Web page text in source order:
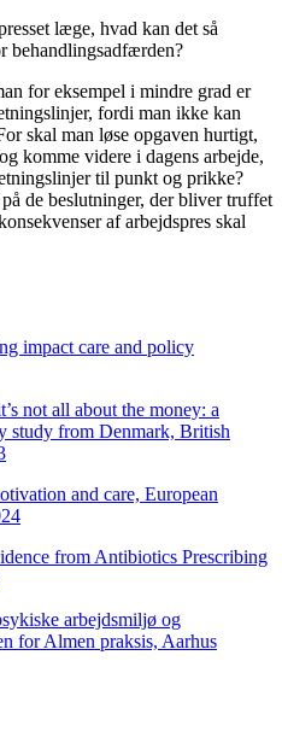
læge, hvad kan det så
behandlingsadfærden?
for eksempel i mindre grad er
fordi man ikke kan
skal man løse opgaven hurtigt,
komme videre i dagens arbejde,
til punkt og prikke?
de beslutninger, der bliver truffet
af arbejdspres skal
impact care and policy
not all about the money: a
study from Denmark, British
and care, European
from Antibiotics Prescribing
arbejdsmiljø og
for Almen praksis, Aarhus